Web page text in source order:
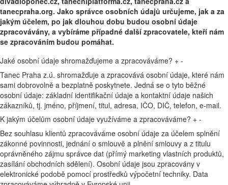
tanecpraha.org. Jako správce osobních údajů určujeme, jak a za
jakým účelem, po jak dlouhou dobu budou osobní údaje
zpracovávány, a vybíráme případné další zpracovatele, kteří nám
se zpracováním budou pomáhat.
Jaké osobní údaje shromažďujeme a zpracováváme? + -
Tanec Praha z.ú. shromažďuje a zpracovává osobní údaje, které nám
sami dobrovolně a bezplatně poskytnete. Jedná se o tyto běžné
osobní údaje: základní identifikační údaje a kontaktní údaje našich
zákazníků, tj. jméno, příjmení, titul, adresa, IČO, DIČ, telefon, e-mail.
K jakým účelům osobní údaje využíváme a zpracováváme? + -
Bez souhlasu klientů zpracováváme osobní údaje za účelem splnění
zákonné povinnosti, jednání o smlouvě a plnění smlouvy a z titulu
oprávněného zájmu správce dat (přímý marketing vlastních produktů,
zasílání obchodních sdělení). Osobní údaje jsou zpracovány v
elektronické podobě pomocí prostředků výpočetní techniky. Data